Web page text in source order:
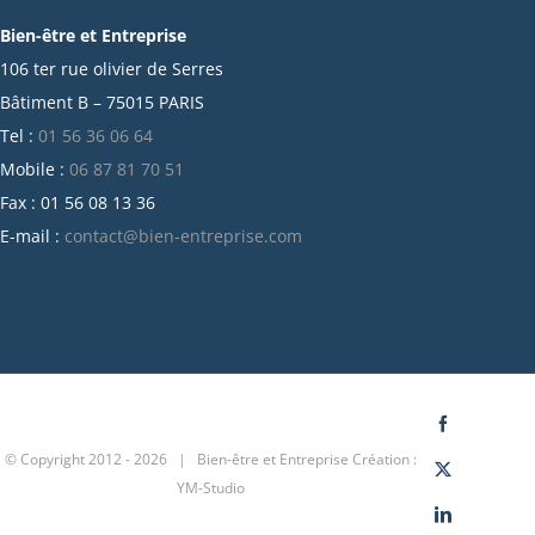
juillet 2021
juin 2021
mai 2021
avril 2021
mars 2021
février 2021
janvier 2021
juin 2020
Bien-être et Entreprise
106 ter rue olivier de Serres
Bâtiment B – 75015 PARIS
Tel : 01 56 36 06 64
Mobile : 06 87 81 70 51
Fax : 01 56 08 13 36
E-mail : contact@bien-entreprise.com
© Copyright 2012 -2026 | Bien-être et Entreprise Création :
YM-Studio
Facebook
X
LinkedIn